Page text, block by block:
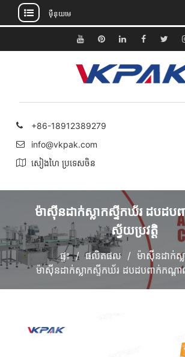
ទៅ
ម៉ឺនុយមេ
យូធូបPinterest
តំណ
ភ្ជាប់
ហ្វេសប៊ុក
+86-18912389279
info@vkpak.com
សៀងហៃ ប្រទេសចិន
ម៉ាស៊ីនដាក់ស្លាកស្ទីកឃ័រ ដបដប
ស្វ័យប្រវត្តិ
ផ្ទះ ផលិតផល
ម៉ាស៊ីនដាក់ស្ល
ម៉ាស៊ីនដាក់ស្លាកស្ទីកឃ័រ ដបដបពាក់កណ្តា